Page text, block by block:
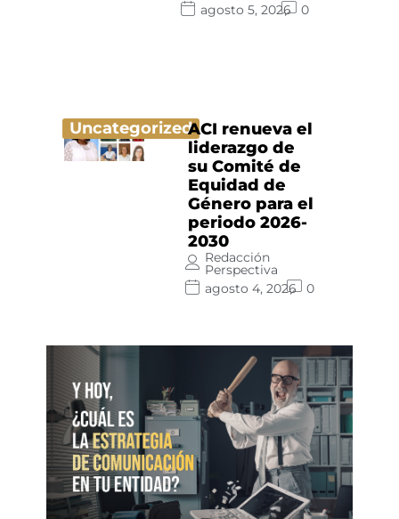
agosto 5, 2026
0
UncategorizedACI renueva el
liderazgo de
su Comité de
Equidad de
Género para el
periodo 2026-
2030
Redacción
Perspectiva
agosto 4, 2026
0